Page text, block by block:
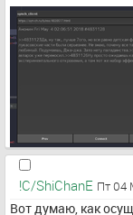
!C/ShiChanE Пт 04
Вот думаю, как